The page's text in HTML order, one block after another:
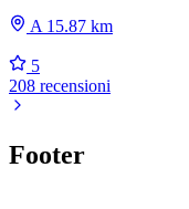
A 15.87 km
5
208 recensioni
Footer